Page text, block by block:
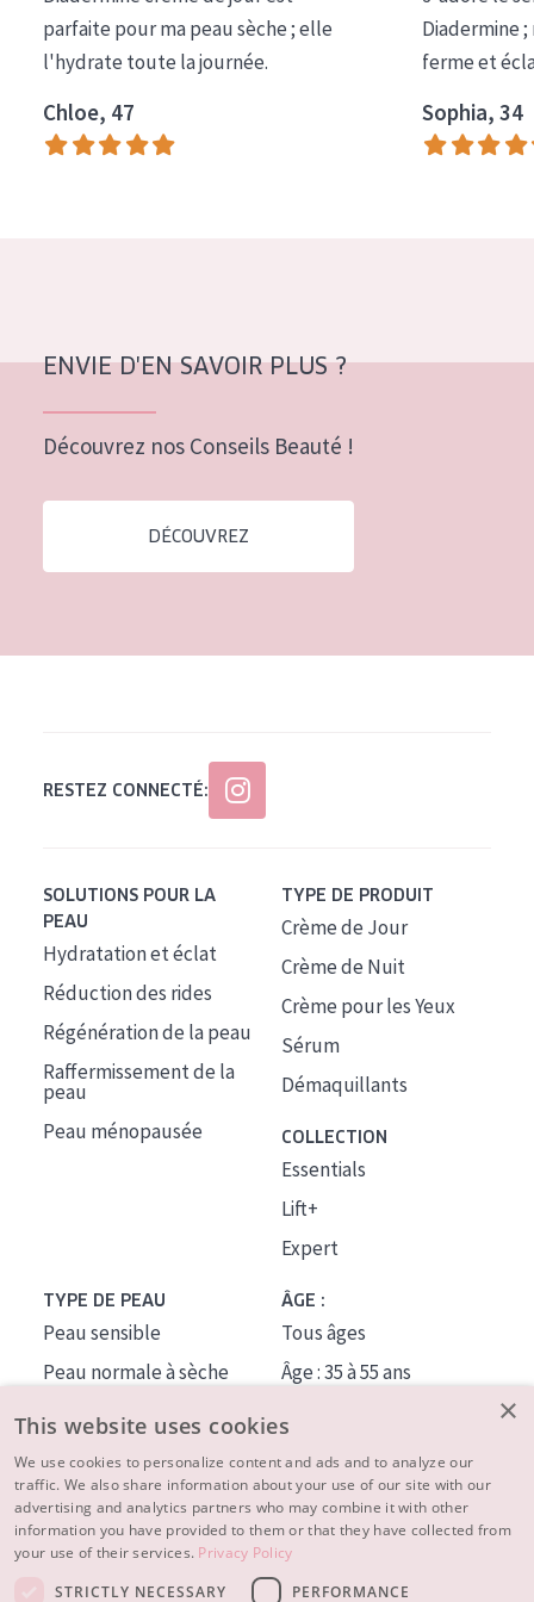
COLLECTION
Essentials
Lift+
Expert
Peau mixte ou grasse
Peau mature
Peau ménopausée
Âge : 55+
parfaite pour ma peau sèche ; elle
l'hydrate toute la journée.
Chloe, 47
Diadermine
ferme et
Sophia, 34
ENVIE D'EN SAVOIR PLUS ?
Découvrez nos Conseils Beauté !
DÉCOUVREZ
RESTEZ CONNECTÉ:
SOLUTIONS POUR LA
PEAU
Hydratation et éclat
Réduction des rides
Régénération de la peau
Raffermissement de la
peau
Peau ménopausée
TYPE DE PRODUIT
Crème de Jour
Crème de Nuit
Crème pour les Yeux
Sérum
Démaquillants
COLLECTION
Essentials
Lift+
Expert
TYPE DE PEAU
Peau sensible
Peau normale à sèche
Peau mixte ou grasse
Peau mature
Peau ménopausée
ÂGE :
Tous âges
Âge : 35 à 55 ans
À PROPOS
CONSEILS BEAUTÉ
×
This website uses cookies
We use cookies to personalize content and ads and to analyze our
traffic. We also share information about your use of our site with our
advertising and analytics partners who may combine it with other
information you have provided to them or that they have collected from
your use of their services. Privacy Policy
STRICTLY NECESSARY
PERFORMANCE